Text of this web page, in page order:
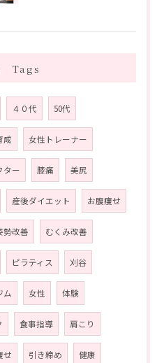
Tags
４０代 50代
成 女性トレーナー
ター 膝痛 美尻
産後ダイエット お腹痩せ
勢改善 むくみ改善
ピラティス 刈谷
ム 女性 体験
食事指導 肩こり
せ 引き締め 健康